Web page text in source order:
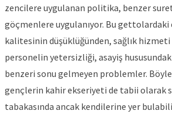
zencilere uygulanan politika, benzer
göçmenlere uygulanıyor. Bu
kalitesinin düşüklüğünden, sağlık hizmeti
personelin yetersizliği, asayiş
benzeri sonu gelmeyen problemler.
gençlerin kahir ekseriyeti de tabii olarak
tabakasında ancak kendilerine yer